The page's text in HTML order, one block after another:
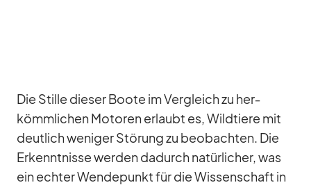
Die Stille die­ser Boote im Ver­gleich zu her­
kömm­li­chen Mo­to­ren er­laubt es, Wild­tiere mit
deut­lich we­ni­ger Stö­rung zu be­ob­ach­ten. Die
Er­kennt­nisse wer­den da­durch na­tür­li­cher, was
ein ech­ter Wen­de­punkt für die Wis­sen­schaft in